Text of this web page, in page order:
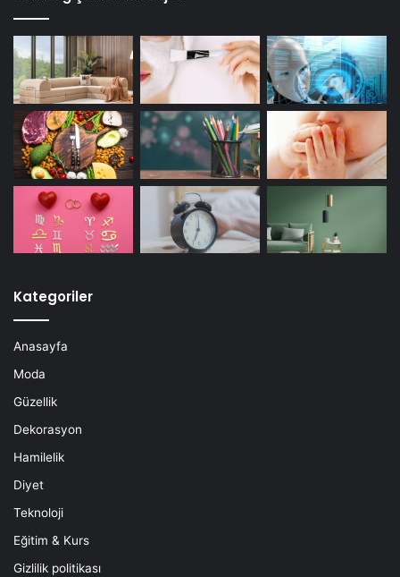
Kategoriler
Anasayfa
Moda
Güzellik
Dekorasyon
Hamilelik
Diyet
Teknoloji
Eğitim & Kurs
Gizlilik politikası